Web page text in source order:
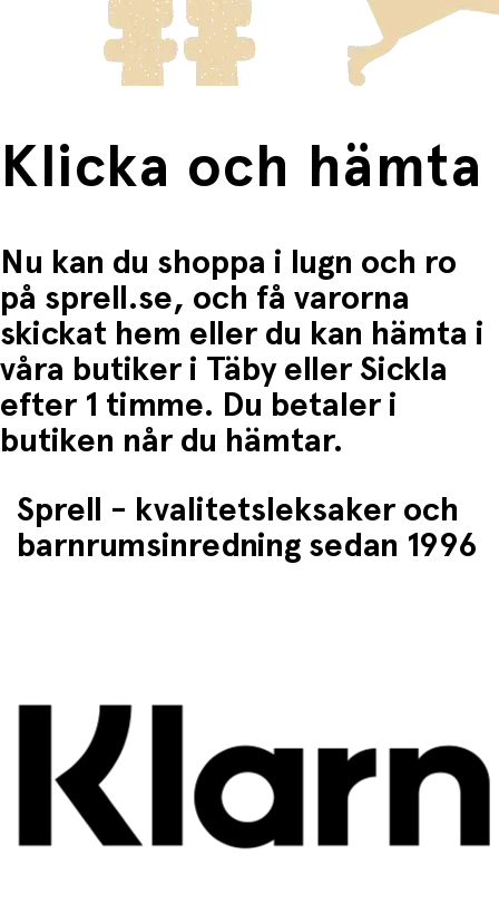
Fri frakt när du handlar för mer än 1500:-
Klicka och hämta
Nu kan du shoppa i lugn och ro
på sprell.se, och få varorna
skickat hem eller du kan hämta i
våra butiker i Täby eller Sickla
efter 1 timme. Du betaler i
butiken når du hämtar.
Sprell - kvalitetsleksaker och
barnrumsinredning sedan 1996